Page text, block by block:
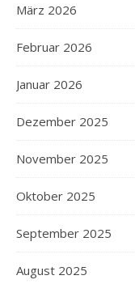
März 2026
Februar 2026
Januar 2026
Dezember 2025
November 2025
Oktober 2025
September 2025
August 2025